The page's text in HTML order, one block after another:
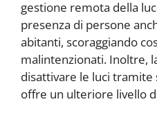
gestione remota della
presenza di persone
abitanti, scoraggiando
malintenzionati. Inoltre,
disattivare le luci
offre un ulteriore livello